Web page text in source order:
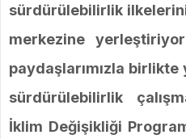
sürdürülebilirlik
merkezine
paydaşlarımızla
sürdürülebilirlik
İklim Değişikliği